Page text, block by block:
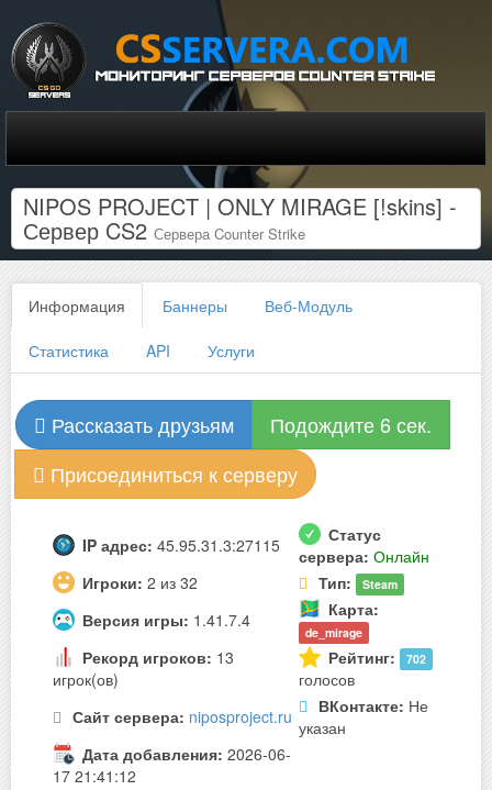
NIPOS PROJECT | ONLY MIRAGE [!skins] -
Сервер CS2 Сервера Counter Strike
Информация Баннеры Веб-Модуль
Статистика API Услуги
Рассказать друзьям
Подождите 6 сек.
Присоединиться к серверу
IP адрес: 45.95.31.3:27115
Статус
сервера: Онлайн
Игроки: 2 из 32 Тип: Steam
Версия игры: 1.41.7.4 Карта:
de_mirage
Рекорд игроков: 13
игрок(ов)
Рейтинг: 702
голосов
Сайт сервера: niposproject.ru ВКонтакте: Не
указан
Дата добавления: 2026-06-
17 21:41:12